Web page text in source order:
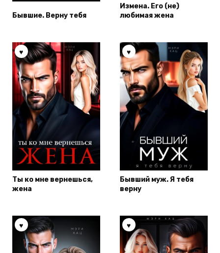
Бывшие. Верну тебя
Измена. Его (не)
любимая жена
Ты ко мне вернешься,
жена
Бывший муж. Я тебя
верну